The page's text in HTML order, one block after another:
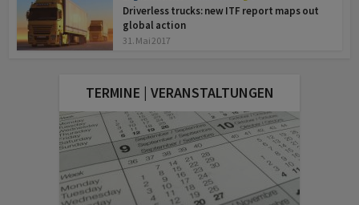
Driverless trucks: new ITF report maps out
global action
31. Mai 2017
TERMINE | VERANSTALTUNGEN